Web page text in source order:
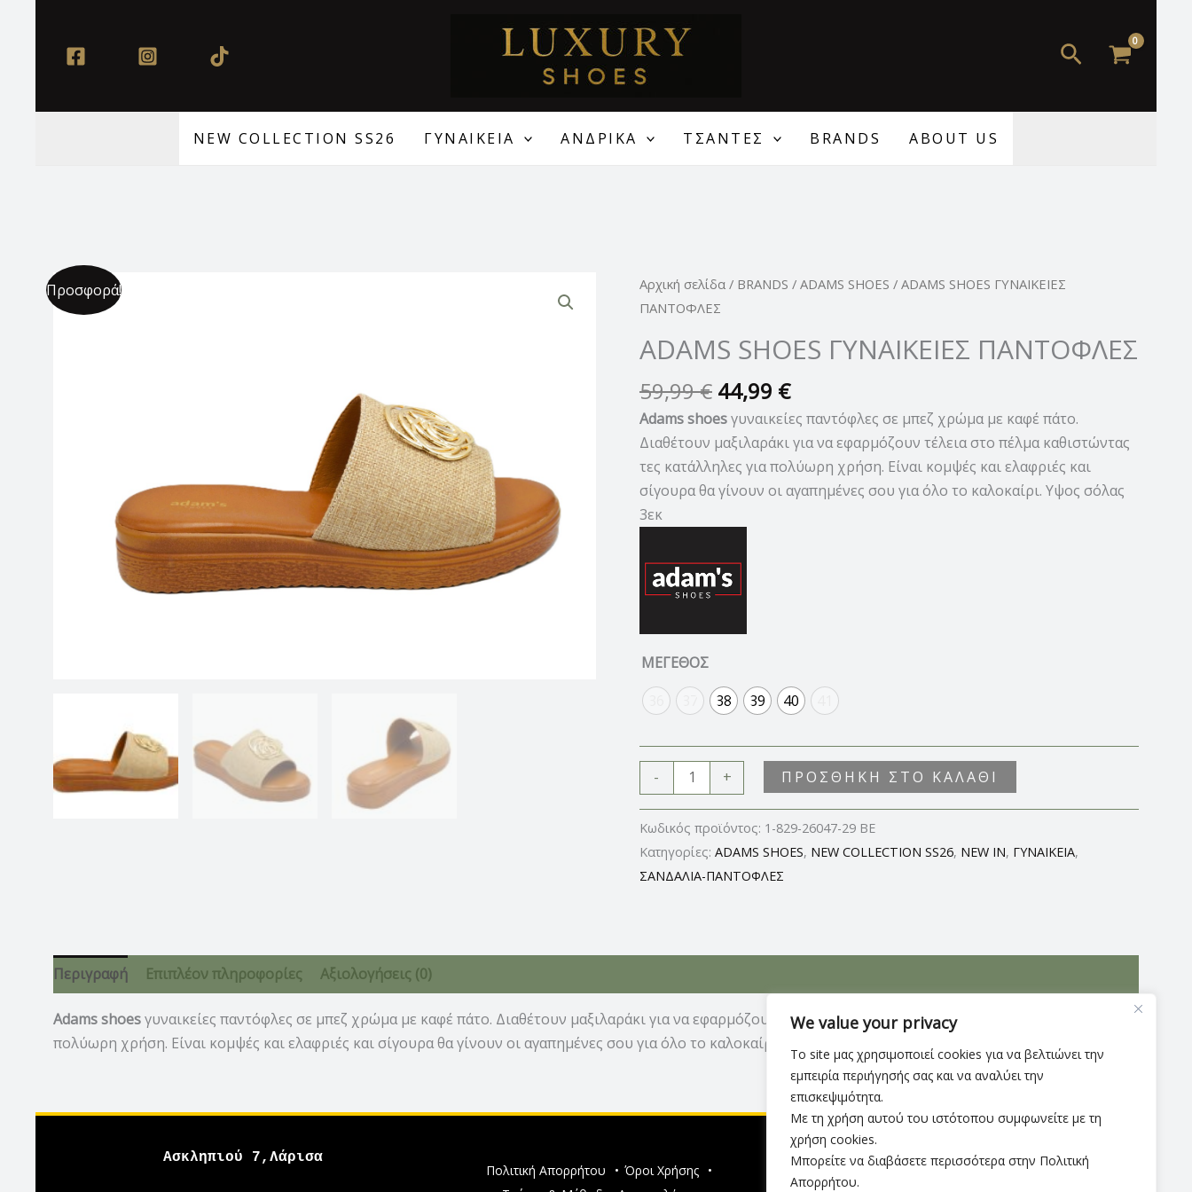
We value your privacy
Το site μας χρησιμοποιεί cookies για να βελτιώνει την
εμπειρία περιήγησής σας και να αναλύει την
επισκεψιμότητα.
Με τη χρήση αυτού του ιστότοπου συμφωνείτε με τη
χρήση cookies.
Μπορείτε να διαβάσετε περισσότερα στην Πολιτική
Απορρήτου.
περιεχόμενο
Αναζήτηση
NEW COLLECTION SS26 ΓΥΝΑΙΚΕΙΑ ΑΝΔΡΙΚΑ ΤΣΑΝΤΕΣ BRANDS ABOUT US
Προσφορά! Αρχική σελίδα/ BRANDS / ADAMS SHOES / ADAMS SHOES ΓΥΝΑΙΚΕΙΕΣ
ΠΑΝΤΟΦΛΕΣ
ADAMS SHOES ΓΥΝΑΙΚΕΙΕΣ ΠΑΝΤΟΦΛΕΣ
59,99€
Original
price
59,99 €.
44,99 €
Η
είναι:
44,99 €.
Adams shoesγυναικείες παντόφλες σε μπεζ χρώμα με καφέ πάτο.
Διαθέτουν μαξιλαράκι για να εφαρμόζουν τέλεια στο πέλμα καθιστώντας
τες κατάλληλες για πολύωρη χρήση. Είναι κομψές και ελαφριές και
σίγουρα θα γίνουν οι αγαπημένες σου για όλο το καλοκαίρι. Υψος σόλας
3εκ
ΜΕΓΕΘΟΣ
38 39 40
-
ADAMS
SHOES
ΠΑΝΤΟΦΛΕΣ
+ ΠΡΟΣΘΉΚΗ ΣΤΟ ΚΑΛΆΘΙ
Κωδικός προϊόντος: 1-829-26047-29 BE
Κατηγορίες: ADAMS SHOES, NEW COLLECTION SS26, NEW IN, ΓΥΝΑΙΚΕΙΑ,
ΣΑΝΔΑΛΙΑ-ΠΑΝΤΟΦΛΕΣ
Περιγραφή Επιπλέον πληροφορίες Αξιολογήσεις (0)
Adams shoesγυναικείες παντόφλες σε μπεζ χρώμα με καφέ πάτο. Διαθέτουν μαξιλαράκι για να εφαρμόζουν τέλεια στο πέλμα καθιστώντας τες κατάλληλες για
πολύωρη χρήση. Είναι κομψές και ελαφριές και σίγουρα θα γίνουν οι αγαπημένες σου για όλο το καλοκαίρι. Υψος σόλας 3εκ
Ασκληπιού 7,Λάρισα
Πολιτική Απορρήτου • Όροι Χρήσης
•
44,99 €.